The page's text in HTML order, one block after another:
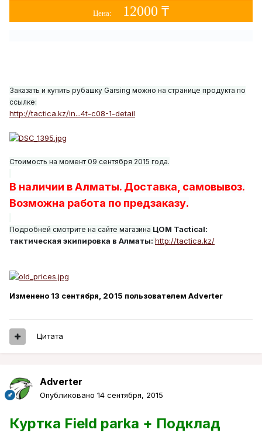
Цена: 12000 ₸
Заказать и купить рубашку Garsing можно на странице продукта по
ссылке:
http://tactica.kz/in...4t-c08-1-detail
Стоимость на момент 09 сентября 2015 года.
В наличии в Алматы. Доставка, самовывоз.
Возможна работа по предзаказу.
Подробней смотрите на сайте магазина ЦОМ Tactical:
тактическая экипировка в Алматы: http://tactica.kz/
Изменено 13 сентября, 2015 пользователем Adverter
Цитата
Adverter
Опубликовано 14 сентября, 2015
Куртка Field parka + Подклад